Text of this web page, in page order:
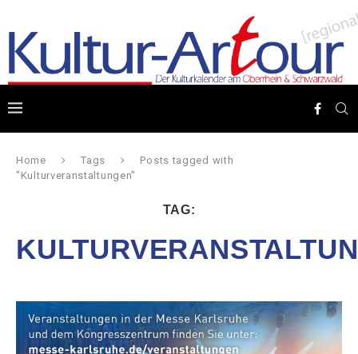
Home Tags
Posts tagged with
"Kulturveranstaltungen"
TAG: